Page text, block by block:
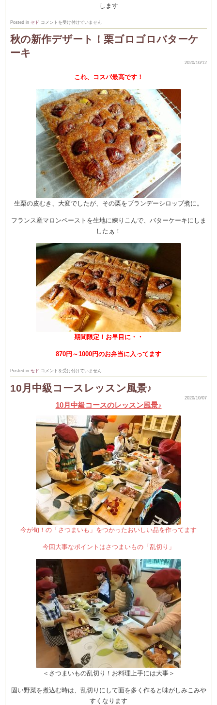
します
Posted in セド 上
級
コ
ー
ス
は
コメントを受け付けていません
秋の新作デザート！栗ゴロゴロバターケ
ーキ
2020/10/12
これ、コスパ最高です！
生栗の皮むき、大変でしたが、その栗をブランデーシロップ煮に。
フランス産マロンペーストを生地に練りこんで、バターケーキにしま
したぁ！
期間限定！お早目に・・
870円～1000円のお弁当に入ってます
Posted in セド 秋
の
新
作
デ
ゴ
ロ
ー
キ
は
コメントを受け付けていません
10月中級コースレッスン風景♪
2020/10/07
10月中級コースのレッスン風景♪
今が旬！の「さつまいも」をつかったおいしい品を作ってます
今回大事なポイントはさつまいもの「乱切り」
＜さつまいもの乱切り！お料理上手には大事＞
固い野菜を煮込む時は、乱切りにして面を多く作ると味がしみこみや
すくなります